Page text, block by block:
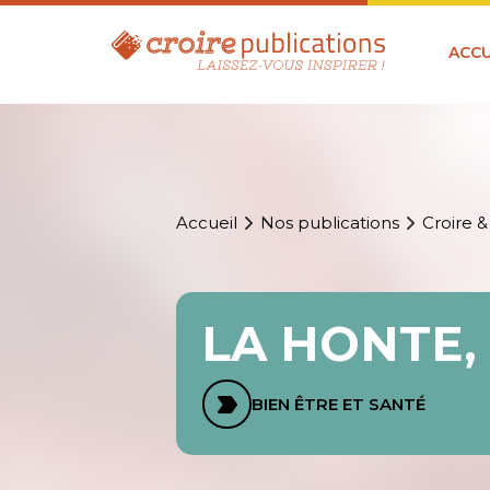
Accueil Nos publications Croire
LA
BIEN ÊTRE ET SANTÉ